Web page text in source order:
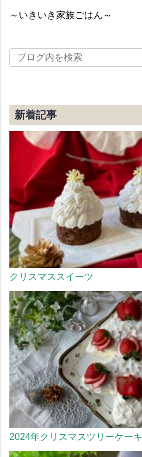
～いきいき家族ごはん～
新着記事
クリスマススイーツ
2024年クリスマスツリーケーキ